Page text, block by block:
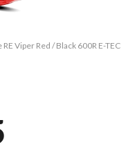
Viper Red / Black 600R E-TEC